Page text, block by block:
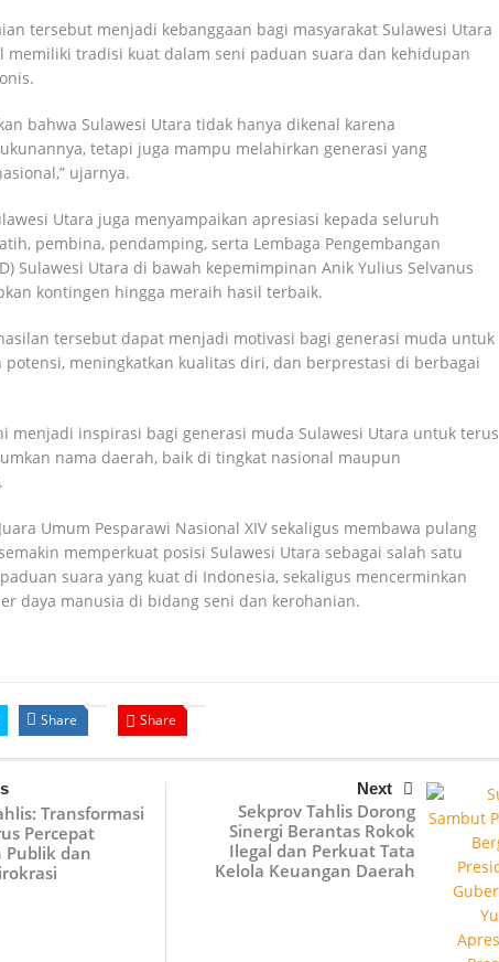
tersebut menjadi kebanggaan bagi masyarakat Sulawesi Utara
memiliki tradisi kuat dalam seni paduan suara dan kehidupan
bahwa Sulawesi Utara tidak hanya dikenal karena
tetapi juga mampu melahirkan generasi yang
ujarnya.
Utara juga menyampaikan apresiasi kepada seluruh
pembina, pendamping, serta Lembaga Pengembangan
Sulawesi Utara di bawah kepemimpinan Anik Yulius Selvanus
kontingen hingga meraih hasil terbaik.
tersebut dapat menjadi motivasi bagi generasi muda untuk
potensi, meningkatkan kualitas diri, dan berprestasi di berbagai
menjadi inspirasi bagi generasi muda Sulawesi Utara untuk terus
nama daerah, baik di tingkat nasional maupun
Umum Pesparawi Nasional XIV sekaligus membawa pulang
memperkuat posisi Sulawesi Utara sebagai salah satu
suara yang kuat di Indonesia, sekaligus mencerminkan
daya manusia di bidang seni dan kerohanian.
Share Share
Transformasi
Percepat
Publik dan
Next
Sekprov Tahlis Dorong
Sinergi Berantas Rokok
Ilegal dan Perkuat Tata
Kelola Keuangan Daerah